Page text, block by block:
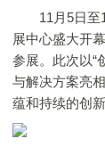
11月5日至
展中心盛大开
参展。此次以“
与解决方案亮
蕴和持续的创新